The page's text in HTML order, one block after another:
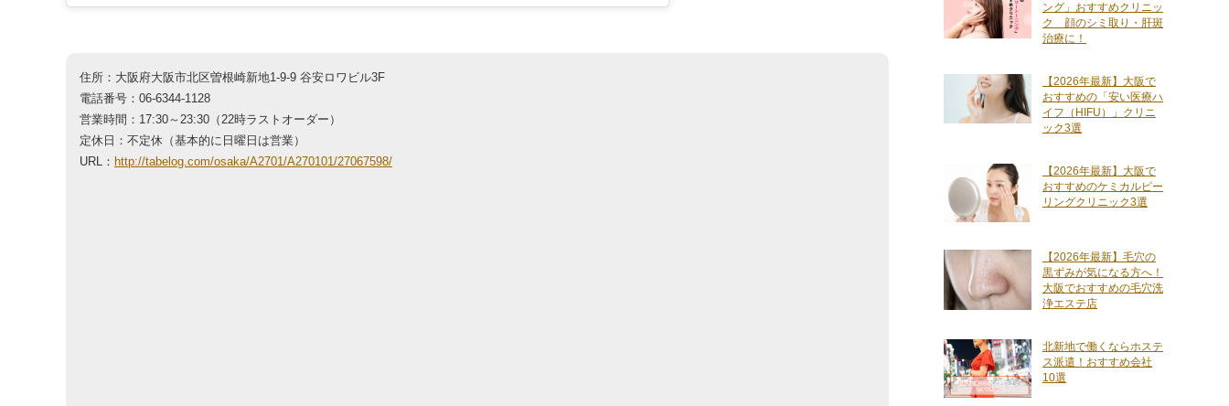
住所：大阪府大阪市北区曽根崎新地1-9-9 谷安ロワビル3F
電話番号：06-6344-1128
営業時間：17:30～23:30（22時ラストオーダー）
定休日：不定休（基本的に日曜日は営業）
URL： http://tabelog.com/osaka/A2701/A270101/27067598/
ング」おすすめクリニッ
ク 顔のシミ取り・肝斑
治療に！
【2026年最新】大阪で
おすすめの「安い医療ハ
イフ（HIFU）」クリニ
ック3選
【2026年最新】大阪で
おすすめのケミカルピー
リングクリニック3選
【2026年最新】毛穴の
黒ずみが気になる方へ！
大阪でおすすめの毛穴洗
浄エステ店
北新地で働くならホステ
ス派遣！おすすめ会社
10選